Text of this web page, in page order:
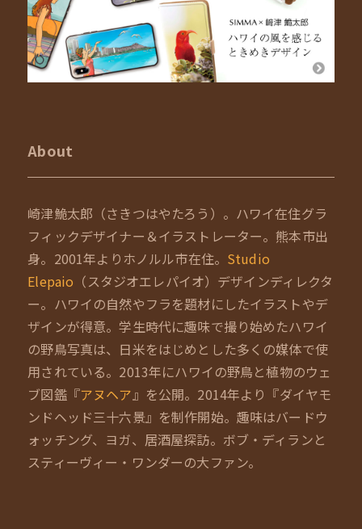
About
崎津鮠太郎（さきつはやたろう）。ハワイ在住グラ
フィックデザイナー＆イラストレーター。熊本市出
身。2001年よりホノルル市在住。 Studio
Elepaio （スタジオエレパイオ）デザインディレクタ
ー。ハワイの自然やフラを題材にしたイラストやデ
ザインが得意。学生時代に趣味で撮り始めたハワイ
の野鳥写真は、日米をはじめとした多くの媒体で使
用されている。2013年にハワイの野鳥と植物のウェ
ブ図鑑『アヌヘア 』を公開。2014年より『ダイヤモ
ンドヘッド三十六景』を制作開始。趣味はバードウ
ォッチング、ヨガ、居酒屋探訪。ボブ・ディランと
スティーヴィー・ワンダーの大ファン。